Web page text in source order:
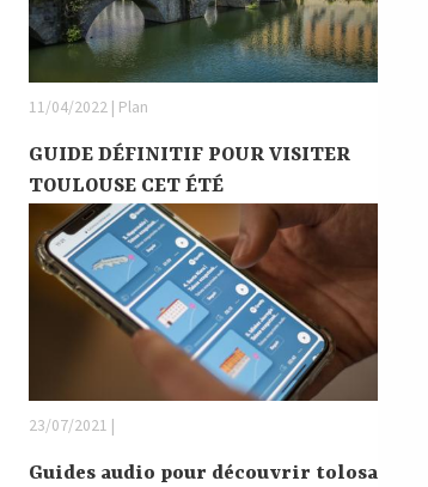
11/04/2022 | Plan
GUIDE DÉFINITIF POUR VISITER
TOULOUSE CET ÉTÉ
23/07/2021 |
Guides audio pour découvrir tolosa